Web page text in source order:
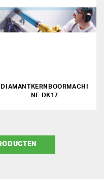
DIAMANTKERNBOORMACHI
NE DK17